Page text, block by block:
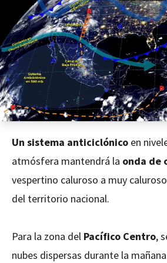
Un sistema anticiclónico en
atmósfera mantendrá la onda de
vespertino caluroso a muy
del territorio nacional.
Para la zona del Pacífico Centro,
nubes dispersas durante la